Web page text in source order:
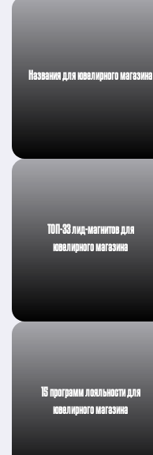
Названия для ювелирного магазина
ТОП-33 лид-магнитов для
ювелирного магазина
15 программ лояльности для
ювелирного магазина